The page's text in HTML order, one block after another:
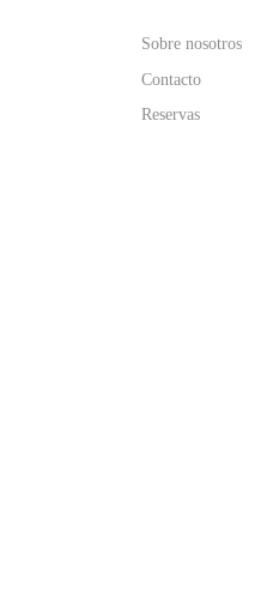
Sobre nosotros
Contacto
Reservas